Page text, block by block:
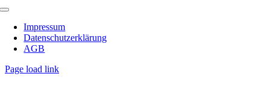
Toggle
NavigationImpressum
Datenschutzerklärung
AGB
Page load link